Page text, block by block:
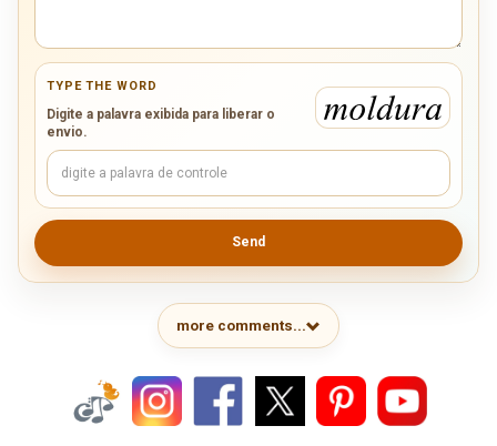
TYPE THE WORD
Digite a palavra exibida para liberar o
envio.
Send
more comments...